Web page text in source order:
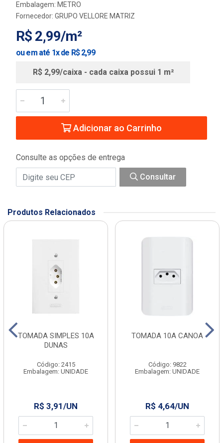
Embalagem: METRO
Fornecedor: GRUPO VELLORE MATRIZ
R$ 2,99/m²
ou em até 1x de R$ 2,99
R$ 2,99/caixa - cada caixa possui 1 m²
Adicionar ao Carrinho
Consulte as opções de entrega
Consultar
Produtos Relacionados
TOMADA SIMPLES 10A
DUNAS
Código: 2415
Embalagem: UNIDADE
R$ 3,91/UN
TOMADA 10A CANOA
Código: 9822
Embalagem: UNIDADE
R$ 4,64/UN